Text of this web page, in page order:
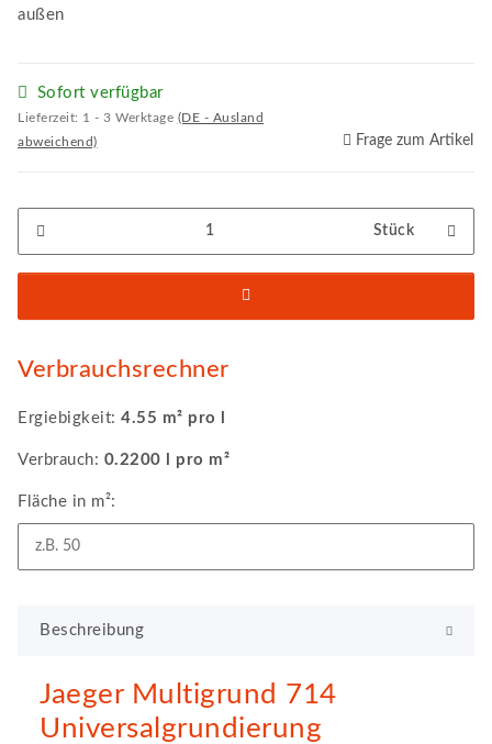
außen
Sofort verfügbar
Lieferzeit: 1 - 3 Werktage (DE - Ausland
abweichend)
Frage zum Artikel
Stück
Verbrauchsrechner
Ergiebigkeit: 4.55 m² pro l
Verbrauch: 0.2200 l pro m²
Fläche in m²:
Beschreibung
Jaeger Multigrund 714
Universalgrundierung